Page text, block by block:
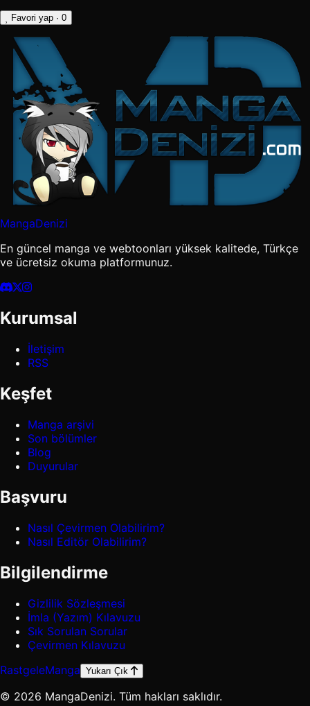
Favori yap · 0
MangaDenizi
En güncel manga ve webtoonları yüksek kalitede, Türkçe
ve ücretsiz okuma platformunuz.
Kurumsal
İletişim
RSS
Keşfet
Manga arşivi
Son bölümler
Blog
Duyurular
Başvuru
Nasıl Çevirmen Olabilirim?
Nasıl Editör Olabilirim?
Bilgilendirme
Gizlilik Sözleşmesi
İmla (Yazım) Kılavuzu
Sık Sorulan Sorular
Çevirmen Kılavuzu
RastgeleManga Yukarı Çık
© 2026 MangaDenizi. Tüm hakları saklıdır.